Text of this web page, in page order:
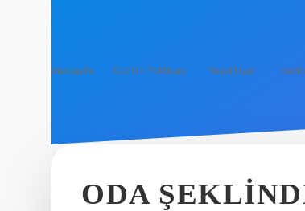
Anasayfa Gizlilik Politikası Yasal Uyarı
ODA